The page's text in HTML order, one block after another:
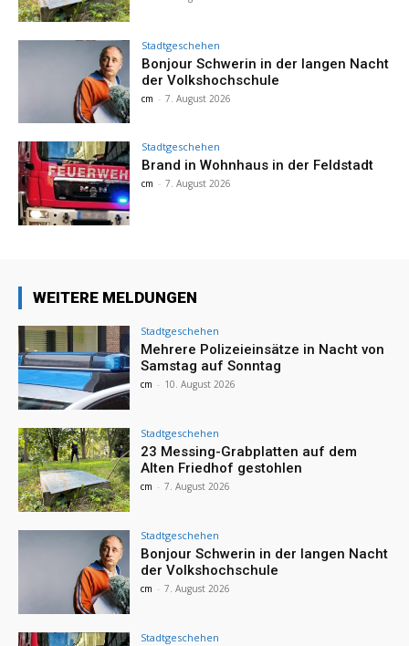
Stadtgeschehen
Bonjour Schwerin in der langen Nacht
der Volkshochschule
cm - 7. August 2026
Stadtgeschehen
Brand in Wohnhaus in der Feldstadt
cm - 7. August 2026
WEITERE MELDUNGEN
Stadtgeschehen
Mehrere Polizeieinsätze in Nacht von
Samstag auf Sonntag
cm - 10. August 2026
Stadtgeschehen
23 Messing-Grabplatten auf dem
Alten Friedhof gestohlen
cm - 7. August 2026
Stadtgeschehen
Bonjour Schwerin in der langen Nacht
der Volkshochschule
cm - 7. August 2026
Stadtgeschehen